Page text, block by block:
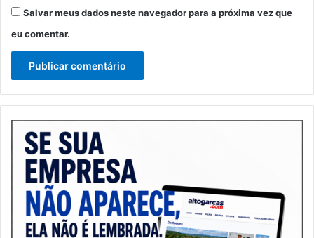
Salvar meus dados neste navegador para a próxima vez que
eu comentar.